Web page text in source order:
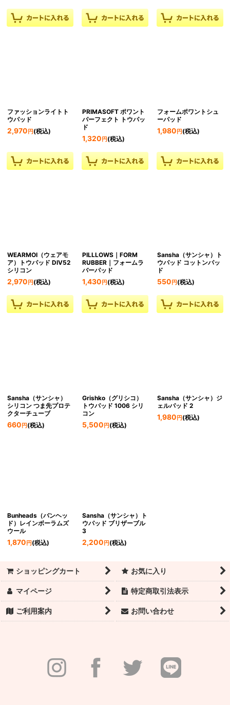
ファッションライトト
ウパッド
2,970 円 (税込)
PRIMASOFT ポワント
パーフェクト トウパッ
ド
1,320 円(税込)
フォームポワントシュ
ーパッド
1,980 円(税込)
WEARMOI（ウェアモ
ア）トウパッド DIV52
シリコン
2,970 円 (税込)
PILLLOWS｜FORM
RUBBER｜フォームラ
バーパッド
1,430 円(税込)
Sansha（サンシャ）ト
ウパッド コットンパッ
ド
550 円(税込)
Sansha（サンシャ）
シリコン つま先プロテ
クターチューブ
660 円 (税込)
Grishko（グリシコ）
トウパッド 1006 シリ
コン
5,500 円(税込)
Sansha（サンシャ）ジ
ェルパッド 2
1,980 円(税込)
Bunheads（バンヘッ
ド）レインボーラムズ
ウール
1,870 円 (税込)
Sansha（サンシャ）ト
ウパッド ブリザーブル
3
2,200 円(税込)
ショッピングカート お気に入り
マイページ 特定商取引法表示
ご利用案内 お問い合わせ